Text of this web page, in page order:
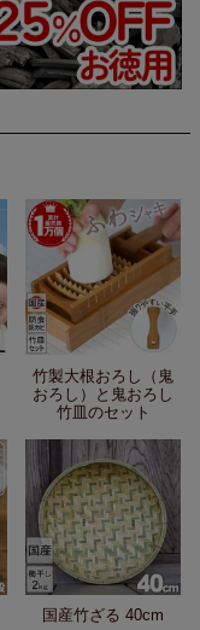
竹製大根おろし（鬼
おろし）と鬼おろし
竹皿のセット
国産竹ざる 40cm